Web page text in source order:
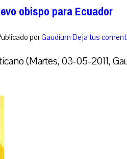
obispo para Ecuador
porGaudium Deja tus
(Martes, 03-05-2011,